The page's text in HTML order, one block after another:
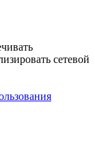
сетевой